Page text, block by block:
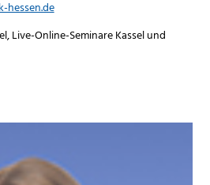
hessen.de
Live-Online-Seminare Kassel und